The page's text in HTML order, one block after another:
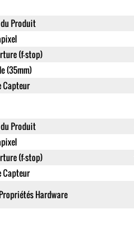
Produit
(f-stop)
(35mm)
Capteur
Produit
(f-stop)
Capteur
Hardware